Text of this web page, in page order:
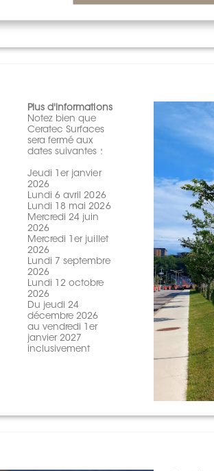
Plus d'informations
Notez bien que
Ceratec Surfaces
sera fermé aux
dates suivantes :
Jeudi 1er janvier
2026
Lundi 6 avril 2026
Lundi 18 mai 2026
Mercredi 24 juin
2026
Mercredi 1er juillet
2026
Lundi 7 septembre
2026
Lundi 12 octobre
2026
Du jeudi 24
décembre 2026
au vendredi 1er
janvier 2027
inclusivement